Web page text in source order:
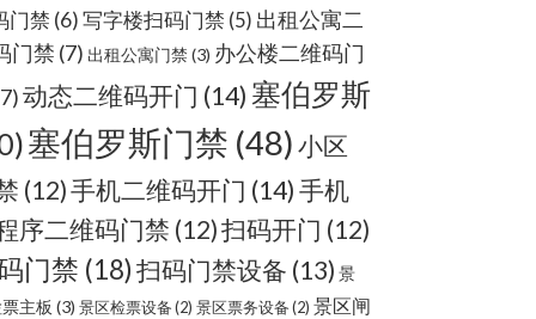
门禁 (6) 写字楼扫码门禁 (5) 出租公寓二
门禁 (7) 出租公寓门禁 (3) 办公楼二维码门
动态二维码开门 (14) 塞伯罗斯
塞伯罗斯门禁 (48) 小区
(12)手机二维码开门 (14) 手机
序二维码门禁 (12)扫码开门 (12)
门禁 (18) 扫码门禁设备 (13) 景
主板 (3) 景区检票设备(2) 景区票务设备(2) 景区闸